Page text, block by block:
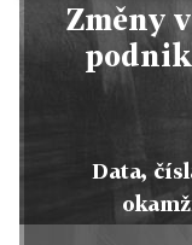
Změny
Data,